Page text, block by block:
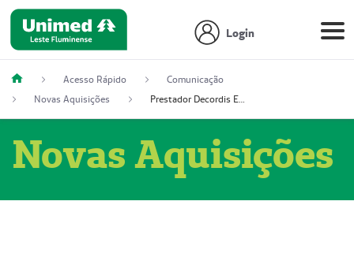
Login
Acesso Rápido
Comunicação
Novas Aquisições
Prestador Decordis Exames Cardiológicos LTDA (51004346-0)
Novas Aquisições